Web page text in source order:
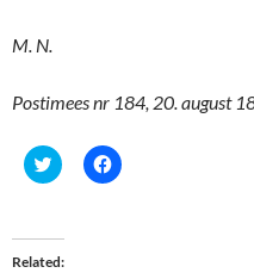
M. N.
Postimees nr 184, 20. august
C
l
t
o
C
l
Related